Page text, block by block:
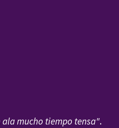
mucho tiempo tensa".